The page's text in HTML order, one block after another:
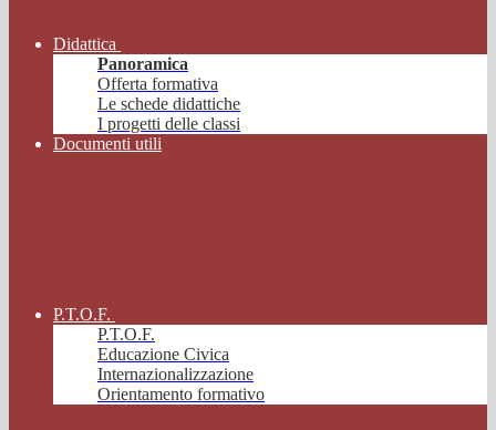
Didattica
Panoramica
Offerta formativa
Le schede didattiche
I progetti delle classi
Documenti utili
P.T.O.F.
P.T.O.F.
Educazione Civica
Internazionalizzazione
Orientamento formativo